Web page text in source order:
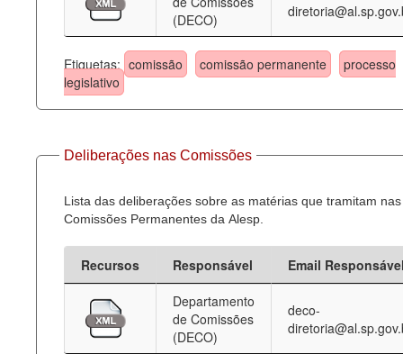
(DECO)
Etiquetas: comissão comissão permanente
processo
legislativo
Deliberações nas Comissões
Lista das deliberações sobre as matérias que tramitam nas
Comissões Permanentes da Alesp.
Recursos Responsável
Email
Departamento
de Comissões
(DECO)
deco-